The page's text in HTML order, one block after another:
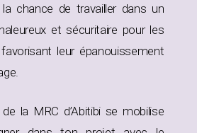
chance de travailler dans un
et sécuritaire pour les
leur épanouissement
la MRC d’Abitibi se mobilise